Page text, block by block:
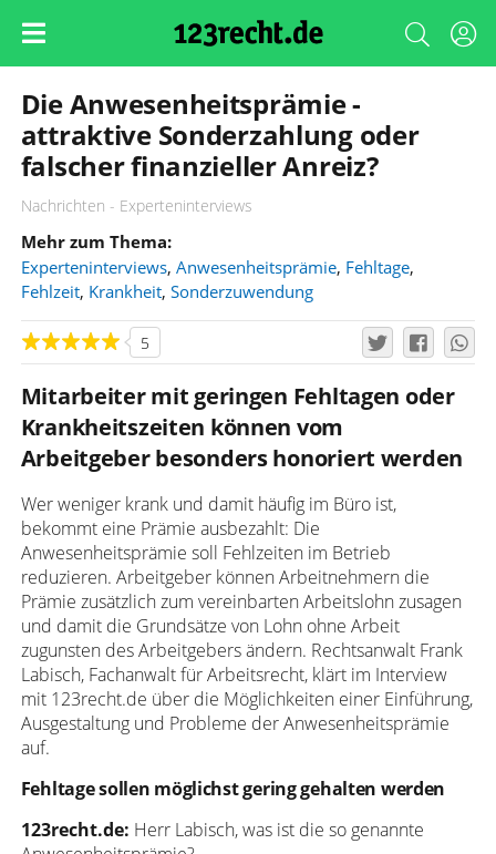
Die Anwesenheitsprämie -
attraktive Sonderzahlung oder
falscher finanzieller Anreiz?
Nachrichten - Experteninterviews
Mehr zum Thema:
Experteninterviews, Anwesenheitsprämie, Fehltage,
Fehlzeit, Krankheit, Sonderzuwendung
5
Mitarbeiter mit geringen Fehltagen oder
Krankheitszeiten können vom
Arbeitgeber besonders honoriert werden
Wer weniger krank und damit häufig im Büro ist,
bekommt eine Prämie ausbezahlt: Die
Anwesenheitsprämie soll Fehlzeiten im Betrieb
reduzieren. Arbeitgeber können Arbeitnehmern die
Prämie zusätzlich zum vereinbarten Arbeitslohn zusagen
und damit die Grundsätze von Lohn ohne Arbeit
zugunsten des Arbeitgebers ändern. Rechtsanwalt Frank
Labisch, Fachanwalt für Arbeitsrecht, klärt im Interview
mit 123recht.de über die Möglichkeiten einer Einführung,
Ausgestaltung und Probleme der Anwesenheitsprämie
auf.
Fehltage sollen möglichst gering gehalten werden
123recht.de: Herr Labisch, was ist die so genannte